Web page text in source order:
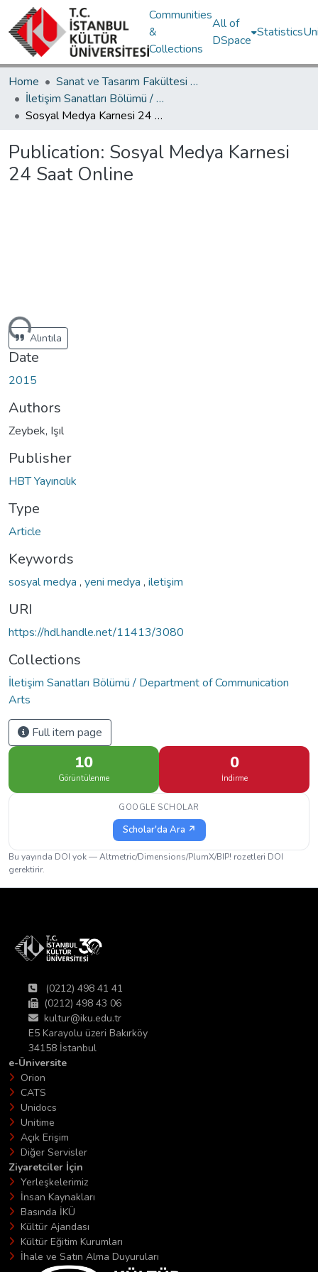
Communities
&
Collections
All of
DSpace
Statistics
Home
Sanat ve Tasarım Fakültesi / Faculty of Art and Design
İletişim Sanatları Bölümü / Department of Communication Arts
Sosyal Medya Karnesi 24 Saat Online
Publication: Sosyal Medya Karnesi
24 Saat Online
Alıntıla
Date
2015
Authors
Zeybek, Işıl
Publisher
HBT Yayıncılık
Type
Article
Keywords
sosyal medya , yeni medya , iletişim
URI
https://hdl.handle.net/11413/3080
Collections
İletişim Sanatları Bölümü / Department of Communication
Arts
Full item page
10
Görüntülenme
0
İndirme
GOOGLE SCHOLAR
Scholar'da Ara ↗
Bu yayında DOI yok — Altmetric/Dimensions/PlumX/BIP! rozetleri DOI
gerektirir.
(0212) 498 41 41
(0212) 498 43 06
kultur@iku.edu.tr
E5 Karayolu üzeri Bakırköy
34158 İstanbul
e-Üniversite
Orion
CATS
Unidocs
Unitime
Açık Erişim
Diğer Servisler
Ziyaretciler İçin
Yerleşkelerimiz
İnsan Kaynakları
Basında İKÜ
Kültür Ajandası
Kültür Eğitim Kurumları
İhale ve Satın Alma Duyuruları